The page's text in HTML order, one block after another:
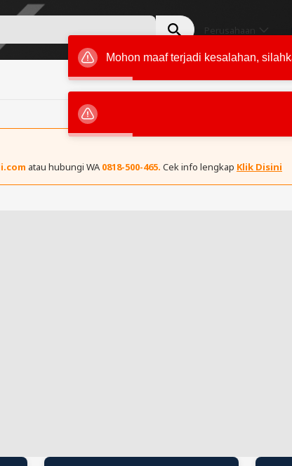
Perusahaan
atau hubungi WA 0818-500-465. Cek info lengkap Klik Disini